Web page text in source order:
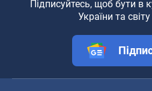
Підписуйтесь, щоб бути в
України та